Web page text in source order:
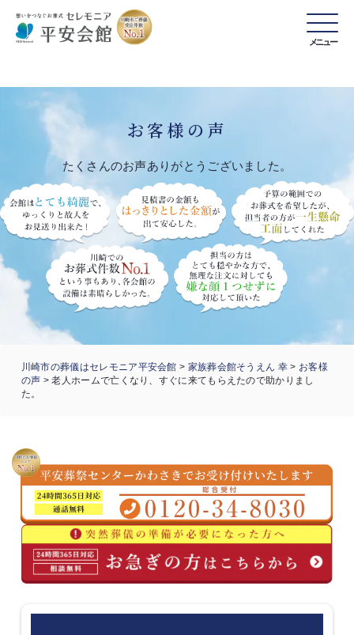
メニュー
お客様の声
たくさんのお声ありがとうございました。
川崎市の葬儀はセレモニア平安会館 > 家族葬会館そうえん 幸 > お客様
の声 >老人ホームで亡くなり、すぐに来てもらえたので助かりまし
た。